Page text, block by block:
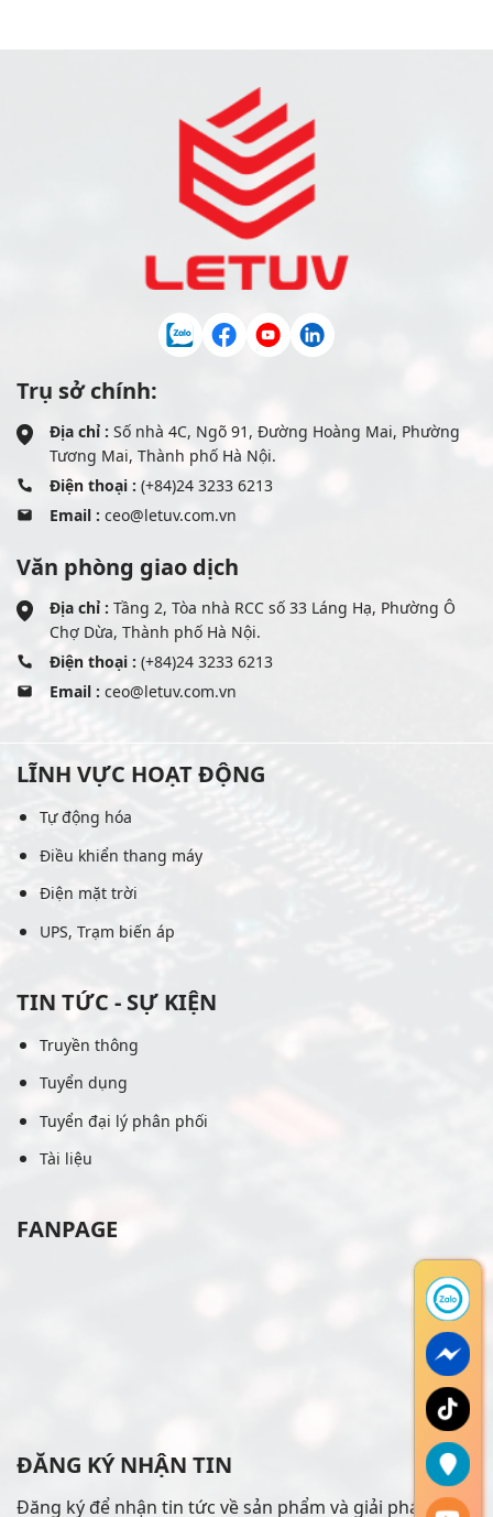
Trụ sở chính:
Địa chỉ : Số nhà 4C, Ngõ 91, Đường Hoàng Mai, Phường
Tương Mai, Thành phố Hà Nội.
Điện thoại : (+84)24 3233 6213
Email : ceo@letuv.com.vn
Văn phòng giao dịch
Địa chỉ : Tầng 2, Tòa nhà RCC số 33 Láng Hạ, Phường Ô
Chợ Dừa, Thành phố Hà Nội.
Điện thoại : (+84)24 3233 6213
Email : ceo@letuv.com.vn
LĨNH VỰC HOẠT ĐỘNG
Tự động hóa
Điều khiển thang máy
Điện mặt trời
UPS, Trạm biến áp
TIN TỨC - SỰ KIỆN
Truyền thông
Tuyển dụng
Tuyển đại lý phân phối
Tài liệu
FANPAGE
ĐĂNG KÝ NHẬN TIN
Đăng ký để nhận tin tức về sản phẩm và giải pháp mới